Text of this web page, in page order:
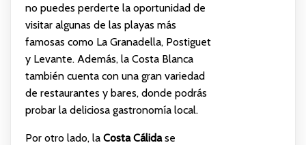
no puedes perderte la oportunidad de
visitar algunas de las playas más
famosas como La Granadella, Postiguet
y Levante. Además, la Costa Blanca
también cuenta con una gran variedad
de restaurantes y bares, donde podrás
probar la deliciosa gastronomía local.
Por otro lado, la Costa Cálidase